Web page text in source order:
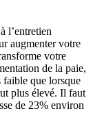
l’entretien
augmenter votre
votre
de la paie,
faible que lorsque
plus élevé. Il faut
de 23% environ